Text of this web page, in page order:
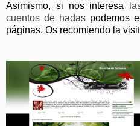
Asimismo, si nos interesa
cuentos de hadas podemos
páginas. Os recomiendo la